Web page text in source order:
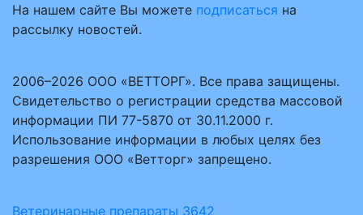
На нашем сайте Вы можете подписаться на
рассылку новостей.
2006–2026 ООО «ВЕТТОРГ». Все права защищены.
Свидетельство о регистрации средства массовой
информации ПИ 77-5870 от 30.11.2000 г.
Использование информации в любых целях без
разрешения ООО «Ветторг» запрещено.
Ветеринарные препараты 3642